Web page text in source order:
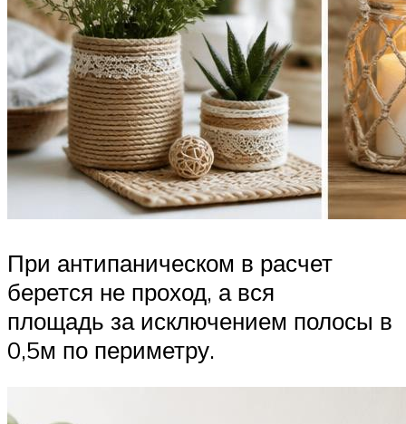
При антипаническом в расчет
берется не проход, а вся
площадь за исключением полосы в
0,5м по периметру.